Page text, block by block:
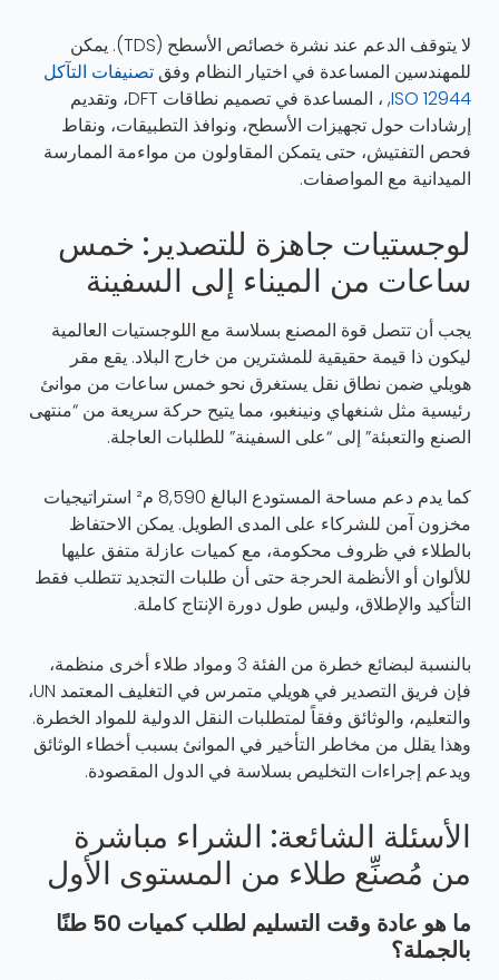
لا يتوقف الدعم عند نشرة خصائص الأسطح (TDS). يمكن
للمهندسين المساعدة في اختيار النظام وفقتصنيفات التآكل
ISO 12944
, ، المساعدة في تصميم نطاقات DFT، وتقديم
إرشادات حول تجهيزات الأسطح، ونوافذ التطبيقات، ونقاط
فحص التفتيش، حتى يتمكن المقاولون من مواءمة الممارسة
الميدانية مع المواصفات.
لوجستيات جاهزة للتصدير: خمس
ساعات من الميناء إلى السفينة
يجب أن تتصل قوة المصنع بسلاسة مع اللوجستيات العالمية
ليكون ذا قيمة حقيقية للمشترين من خارج البلاد. يقع مقر
هويلي ضمن نطاق نقل يستغرق نحو خمس ساعات من موانئ
رئيسية مثل شنغهاي ونينغبو، مما يتيح حركة سريعة من “منتهى
الصنع والتعبئة” إلى “على السفينة” للطلبات العاجلة.
كما يدم دعم مساحة المستودع البالغ 8,590 م² استراتيجيات
مخزون آمن للشركاء على المدى الطويل. يمكن الاحتفاظ
بالطلاء في ظروف محكومة، مع كميات عازلة متفق عليها
للألوان أو الأنظمة الحرجة حتى أن طلبات التجديد تتطلب فقط
التأكيد والإطلاق، وليس طول دورة الإنتاج كاملة.
بالنسبة لبضائع خطرة من الفئة 3 ومواد طلاء أخرى منظمة،
فإن فريق التصدير في هويلي متمرس في التغليف المعتمد UN،
والتعليم، والوثائق وفقاً لمتطلبات النقل الدولية للمواد الخطرة.
وهذا يقلل من مخاطر التأخير في الموانئ بسبب أخطاء الوثائق
ويدعم إجراءات التخليص بسلاسة في الدول المقصودة.
الأسئلة الشائعة: الشراء مباشرة
من مُصنِّع طلاء من المستوى الأول
ما هو عادة وقت التسليم لطلب كميات 50 طنًا
بالجملة؟